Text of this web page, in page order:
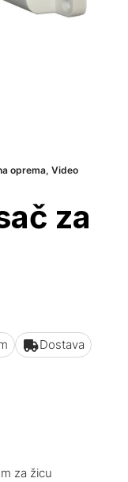
oprema,Video
za
Dostava
za žicu